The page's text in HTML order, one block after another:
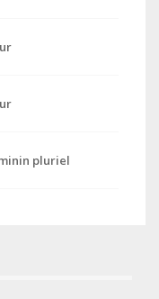
pluriel